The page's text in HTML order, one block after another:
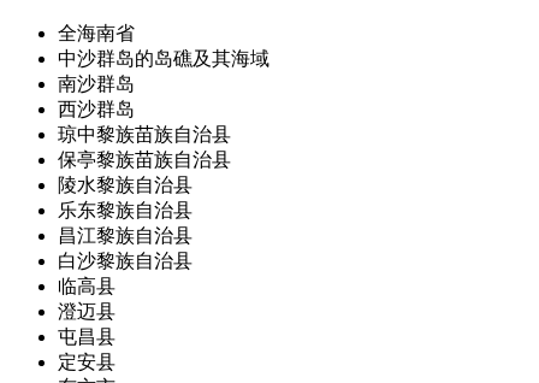
全海南省
中沙群岛的岛礁及其海域
南沙群岛
西沙群岛
琼中黎族苗族自治县
保亭黎族苗族自治县
陵水黎族自治县
乐东黎族自治县
昌江黎族自治县
白沙黎族自治县
临高县
澄迈县
屯昌县
定安县